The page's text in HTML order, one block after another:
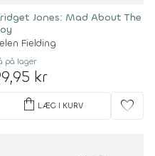
Jones: Mad About The
Fielding
på lager
kr
shopping_bag LÆG I KURV favorite